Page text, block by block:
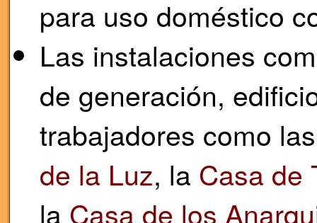
para uso doméstico
Las instalaciones
de generación,
trabajadores como
de la Luz, la Casa de
la Casa de los